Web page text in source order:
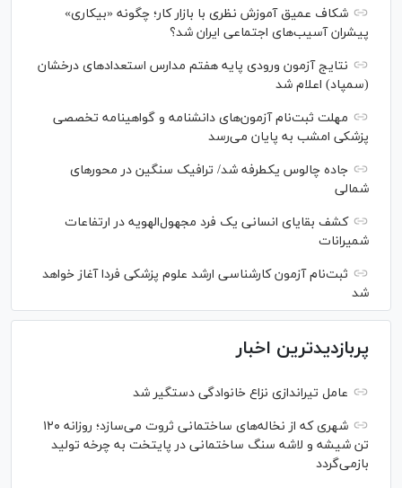
شکاف عمیق آموزش نظری با بازار کار؛ چگونه «بیکاری»
پیشران آسیب‌های اجتماعی ایران شد؟
نتایج آزمون ورودی پایه هفتم مدارس استعدادهای درخشان
(سمپاد) اعلام شد
مهلت ثبت‌نام آزمون‌های دانشنامه و گواهینامه تخصصی
پزشکی امشب به پایان می‌رسد
جاده چالوس یکطرفه شد/ ترافیک سنگین در محورهای
شمالی
کشف بقایای انسانی یک فرد مجهول‌الهویه در ارتفاعات
شمیرانات
ثبت‌نام آزمون کارشناسی ارشد علوم پزشکی فردا آغاز خواهد
شد
پربازدیدترین اخبار
عامل تیراندازی نزاع خانوادگی دستگیر شد
شهری که از نخاله‌های ساختمانی ثروت می‌سازد؛ روزانه ۱۲۰
تن شیشه و لاشه سنگ ساختمانی در پایتخت به چرخه تولید
بازمی‌گردد